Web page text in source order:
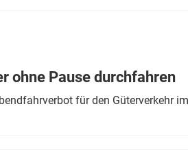
ohne Pause durchfahren
für den Güterverkehr